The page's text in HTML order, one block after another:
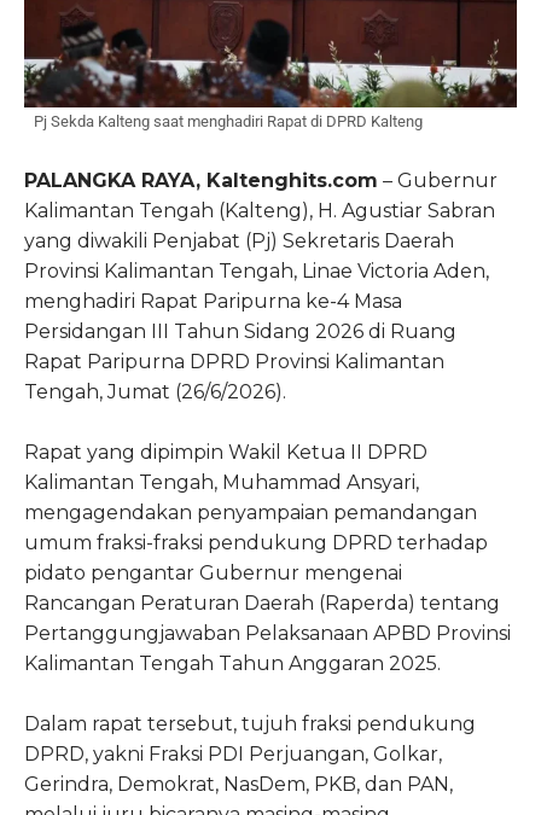
Pj Sekda Kalteng saat menghadiri Rapat di DPRD Kalteng
PALANGKA RAYA, Kaltenghits.com – Gubernur
Kalimantan Tengah (Kalteng), H. Agustiar Sabran
yang diwakili Penjabat (Pj) Sekretaris Daerah
Provinsi Kalimantan Tengah, Linae Victoria Aden,
menghadiri Rapat Paripurna ke-4 Masa
Persidangan III Tahun Sidang 2026 di Ruang
Rapat Paripurna DPRD Provinsi Kalimantan
Tengah, Jumat (26/6/2026).
Rapat yang dipimpin Wakil Ketua II DPRD
Kalimantan Tengah, Muhammad Ansyari,
mengagendakan penyampaian pemandangan
umum fraksi-fraksi pendukung DPRD terhadap
pidato pengantar Gubernur mengenai
Rancangan Peraturan Daerah (Raperda) tentang
Pertanggungjawaban Pelaksanaan APBD Provinsi
Kalimantan Tengah Tahun Anggaran 2025.
Dalam rapat tersebut, tujuh fraksi pendukung
DPRD, yakni Fraksi PDI Perjuangan, Golkar,
Gerindra, Demokrat, NasDem, PKB, dan PAN,